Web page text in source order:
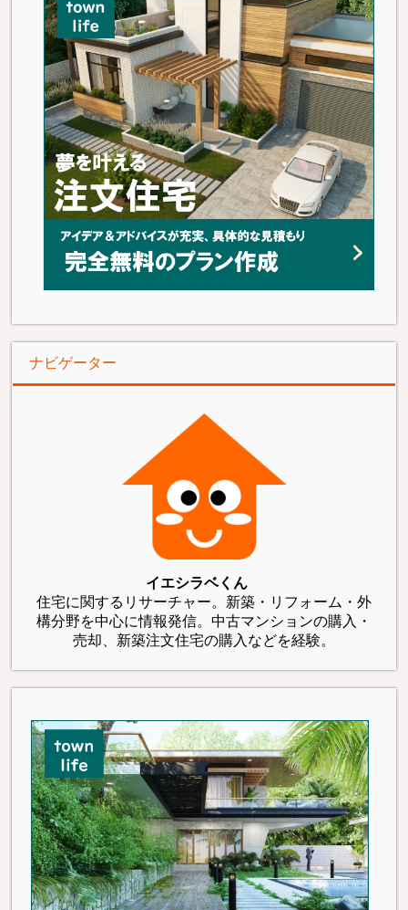
ナビゲーター
イエシラベくん
住宅に関するリサーチャー。新築・リフォーム・外
構分野を中心に情報発信。中古マンションの購入・
売却、新築注文住宅の購入などを経験。